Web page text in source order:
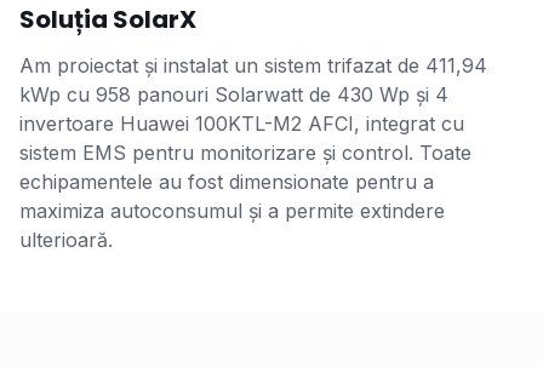
Soluția SolarX
Am proiectat și instalat un sistem trifazat de 411,94
kWp cu 958 panouri Solarwatt de 430 Wp și 4
invertoare Huawei 100KTL-M2 AFCI, integrat cu
sistem EMS pentru monitorizare și control. Toate
echipamentele au fost dimensionate pentru a
maximiza autoconsumul și a permite extindere
ulterioară.